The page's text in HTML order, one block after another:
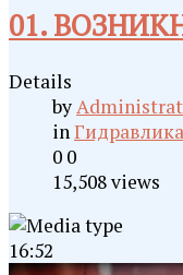
01.
Details
by
inГидравлика
0 0
15,508 views
16:52